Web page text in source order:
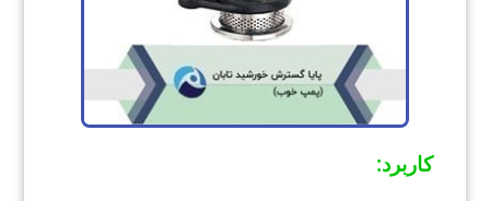
کاربرد: